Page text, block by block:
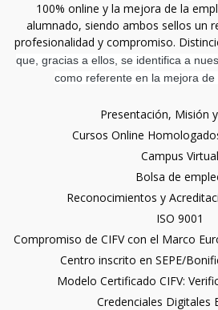
100% online y la mejora de la
alumnado, siendo ambos sellos un
profesionalidad y compromiso.
que, gracias a ellos, se identifica a
como referente en la mejora de
Presentación, Misión
Cursos Online
Campus Virtual
Bolsa de
Reconocimientos y
ISO 9001
Compromiso de CIFV con el Marco
Centro inscrito en SEPE/
Modelo Certificado CIFV:
Credenciales Digitales